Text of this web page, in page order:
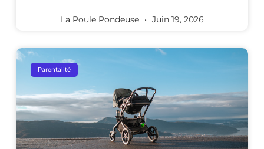
La Poule Pondeuse Juin 19, 2026
Parentalité